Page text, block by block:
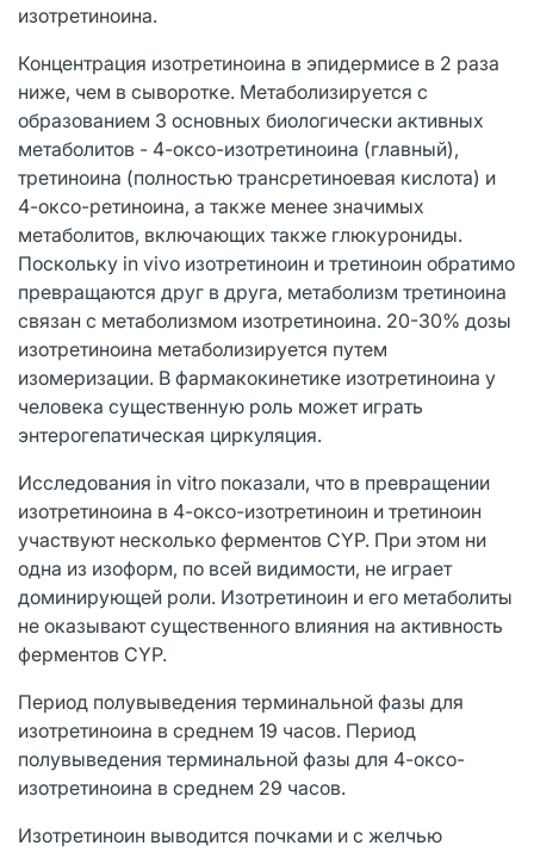
изотретиноина.
Концентрация изотретиноина в эпидермисе в 2 раза
ниже, чем в сыворотке. Метаболизируется с
образованием 3 основных биологически активных
метаболитов - 4-оксо-изотретиноина (главный),
третиноина (полностью трансретиноевая кислота) и
4-оксо-ретиноина, а также менее значимых
метаболитов, включающих также глюкурониды.
Поскольку in vivo изотретиноин и третиноин обратимо
превращаются друг в друга, метаболизм третиноина
связан с метаболизмом изотретиноина. 20-30% дозы
изотретиноина метаболизируется путем
изомеризации. В фармакокинетике изотретиноина у
человека существенную роль может играть
энтерогепатическая циркуляция.
Исследования in vitro показали, что в превращении
изотретиноина в 4-оксо-изотретиноин и третиноин
участвуют несколько ферментов CYP. При этом ни
одна из изоформ, по всей видимости, не играет
доминирующей роли. Изотретиноин и его метаболиты
не оказывают существенного влияния на активность
ферментов CYP.
Период полувыведения терминальной фазы для
изотретиноина в среднем 19 часов. Период
полувыведения терминальной фазы для 4-оксо-
изотретиноина в среднем 29 часов.
Изотретиноин выводится почками и с желчью